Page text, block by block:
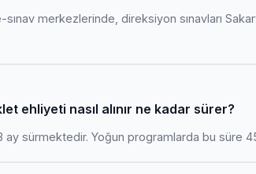
sınav merkezlerinde, direksiyon sınavları
ehliyeti nasıl alınır ne kadar sürer?
sürmektedir. Yoğun programlarda bu süre